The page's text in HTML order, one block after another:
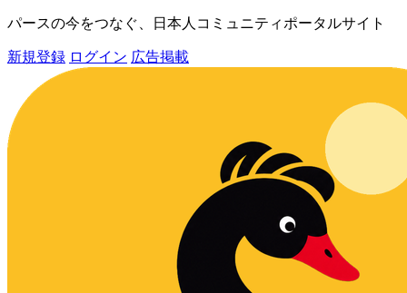
パースの今をつなぐ、日本人コミュニティポータルサイト
新規登録 ログイン 広告掲載